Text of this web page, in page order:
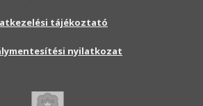
tájékoztató
nyilatkozat